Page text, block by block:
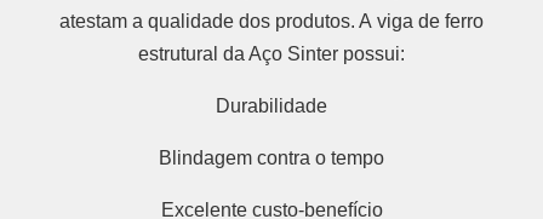
atestam a qualidade dos produtos. A viga de ferro
estrutural da Aço Sinter possui:
Durabilidade
Blindagem contra o tempo
Excelente custo-benefício